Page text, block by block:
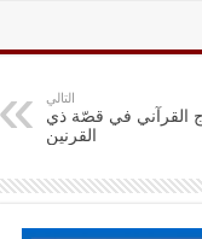
التالي
القرآني في قصّة ذي
القرنين